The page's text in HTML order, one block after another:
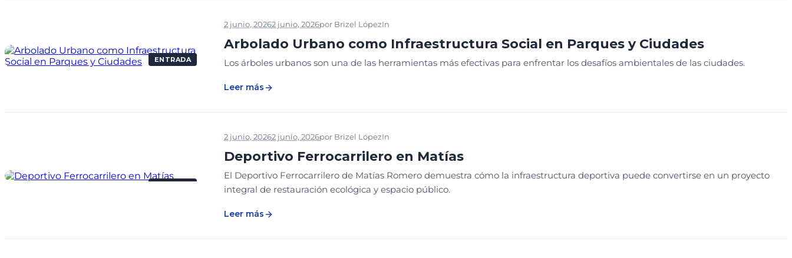
ENTRADA
2 junio, 20262 junio, 2026por Brizel LópezIn
Arbolado Urbano como Infraestructura Social en Parques y Ciudades
Los árboles urbanos son una de las herramientas más efectivas para enfrentar los desafíos ambientales de las ciudades.
Leer más
2 junio, 20262 junio, 2026por Brizel LópezIn
Deportivo Ferrocarrilero en Matías
El Deportivo Ferrocarrilero de Matías Romero demuestra cómo la infraestructura deportiva puede convertirse en un proyecto
integral de restauración ecológica y espacio público.
Leer más